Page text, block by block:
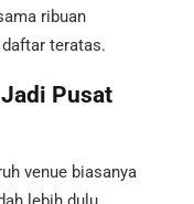
ribuan
teratas.
Pusat
venue biasanya